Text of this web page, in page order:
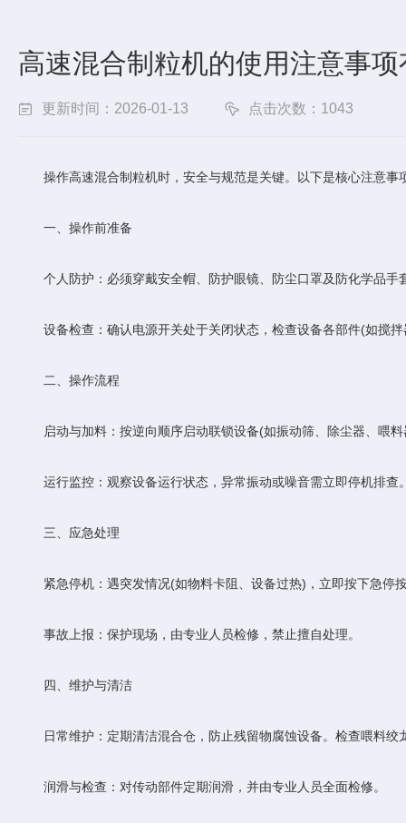
高速混合制粒机的使用注意事
更新时间：2026-01-13 点击次数：1043
操作高速混合制粒机时，安全与规范是关键。以下是核心注意事
一、操作前准备
个人防护‌：必须穿戴安全帽、防护眼镜、防尘口罩及防化学品手
设备检查‌：确认电源开关处于关闭状态，检查设备各部件(如搅拌
二、操作流程
启动与加料‌：按逆向顺序启动联锁设备(如振动筛、除尘器、喂料
运行监控‌：观察设备运行状态，异常振动或噪音需立即停机排查
三、应急处理
紧急停机‌：遇突发情况(如物料卡阻、设备过热)，立即按下急停
‌事故上报‌：保护现场，由专业人员检修，禁止擅自处理。
四、维护与清洁
日常维护‌：定期清洁混合仓，防止残留物腐蚀设备。检查喂料绞
‌润滑与检查‌：对传动部件定期润滑，并由专业人员全面检修。